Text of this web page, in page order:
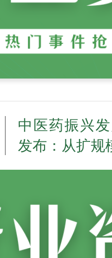
中医药振兴
发布：从扩规